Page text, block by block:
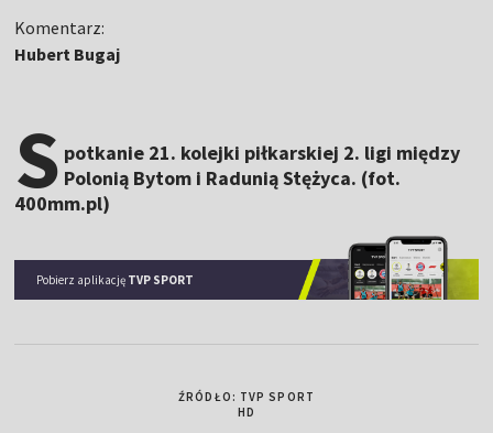
Komentarz:
Hubert Bugaj
S potkanie 21. kolejki piłkarskiej 2. ligi między
Polonią Bytom i Radunią Stężyca. (fot.
400mm.pl)
Pobierz aplikację TVP SPORT
ŹRÓDŁO: TVP SPORT
HD